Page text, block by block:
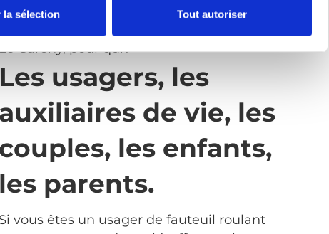
sélection Tout autoriser
Carony, pour qui?
usagers, les
auxiliaires de vie, les
couples, les enfants,
les parents.
Si vous êtes un usager de fauteuil roulant